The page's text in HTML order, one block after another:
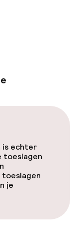
kinderen
is echter
toeslagen
je